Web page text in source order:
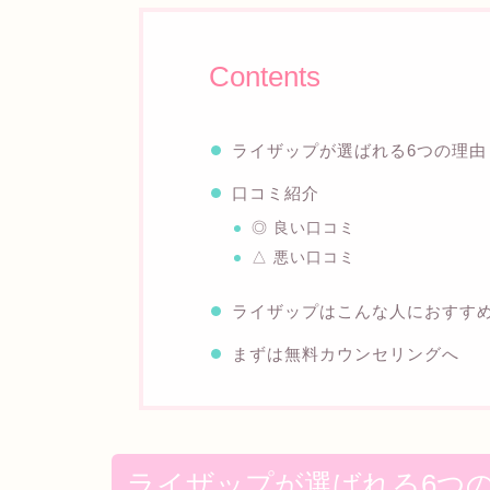
Contents
ライザップが選ばれる6つの理由
口コミ紹介
◎ 良い口コミ
△ 悪い口コミ
ライザップはこんな人におすす
まずは無料カウンセリングへ